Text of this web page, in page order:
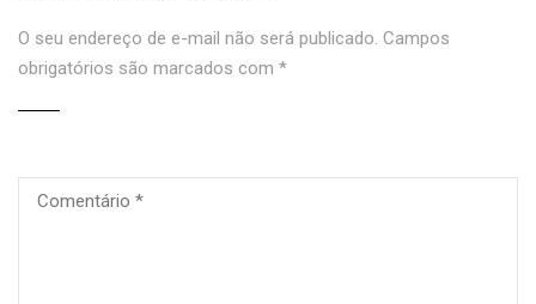
O seu endereço de e-mail não será publicado. Campos
obrigatórios são marcados com *